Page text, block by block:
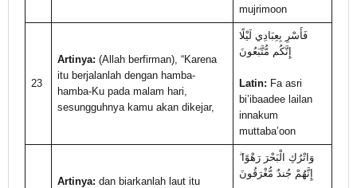
mujrimoon
23
Artinya: (Allah berfirman), “Karena
itu berjalanlah dengan hamba-
hamba-Ku pada malam hari,
sesungguhnya kamu akan dikejar,
فَأَسْرِ بِعِبَادِي لَيْلًا
إِنَّكُم مُّتَّبَعُونَ
Latin: Fa asri
bi’ibaadee lailan
innakum
muttaba’oon
Artinya: dan biarkanlah laut itu
وَاتْرُكِ الْبَحْرَ رَهْوًا ۖ
إِنَّهُمْ جُندٌ مُّغْرَقُونَ